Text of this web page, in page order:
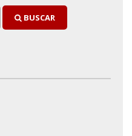
BUSCAR